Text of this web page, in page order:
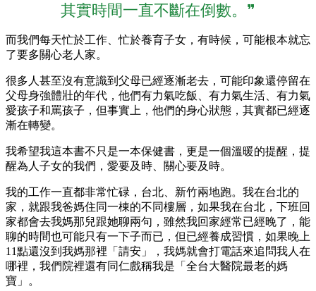
其實時間一直不斷在倒數。❞
而我們每天忙於工作、忙於養育子女，有時候，可能根本就忘
了要多關心老人家。
很多人甚至沒有意識到父母已經逐漸老去，可能印象還停留在
父母身強體壯的年代，他們有力氣吃飯、有力氣生活、有力氣
愛孩子和罵孩子，但事實上，他們的身心狀態，其實都已經逐
漸在轉變。
我希望我這本書不只是一本保健書，更是一個溫暖的提醒，提
醒為人子女的我們，愛要及時、關心要及時。
我的工作一直都非常忙碌，台北、新竹兩地跑。我在台北的
家，就跟我爸媽住同一棟的不同樓層，如果我在台北，下班回
家都會去我媽那兒跟她聊兩句，雖然我回家經常已經晚了，能
聊的時間也可能只有一下子而已，但已經養成習慣，如果晚上
11點還沒到我媽那裡「請安」，我媽就會打電話來追問我人在
哪裡，我們院裡還有同仁戲稱我是「全台大醫院最老的媽
寶」。